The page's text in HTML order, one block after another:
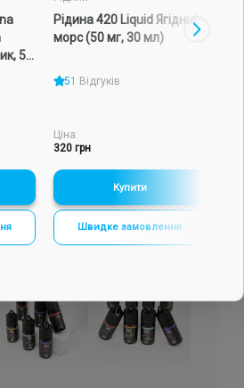
50
Рідина 420 Liquid Ягідний
морс (50 мг, 30 мл)
51 Відгуків
Ціна:
320 грн
-
Купити
Швидке замовлення